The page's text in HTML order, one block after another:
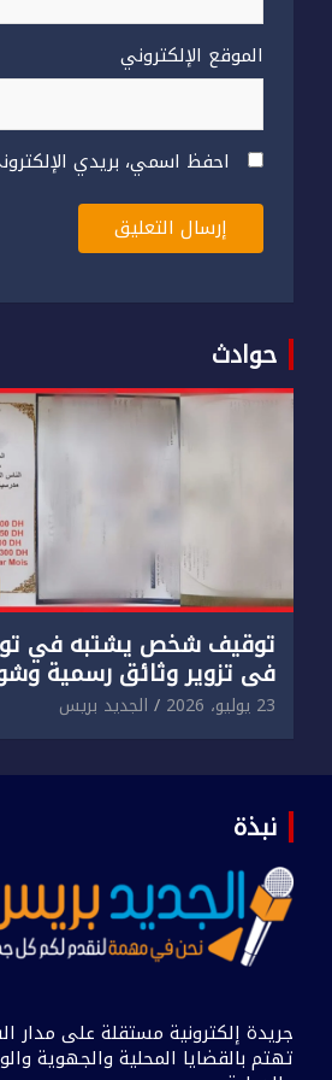
الموقع الإلكتروني
احفظ اسمي، بريدي
حوادث
توقيف شخص يشتبه في
في تزوير وثائق رسمية
دراسية وعرضها للبيع بمقابل
مادي.
23 يوليو، 2026 الجديد بريس
نبذة
جريدة إلكترونية مستقلة على مدار
تهتم بالقضايا المحلية والجهوية